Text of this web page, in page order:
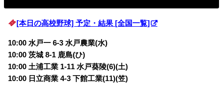
[本日の高校野球] 予定・結果 [全国一覧]
10:00 水戸一 6-3 水戸農業(水)
10:00 茨城 8-1 鹿島(ひ)
10:00 土浦工業 1-11 水戸葵陵(6)(土)
10:00 日立商業 4-3 下館工業(11)(笠)